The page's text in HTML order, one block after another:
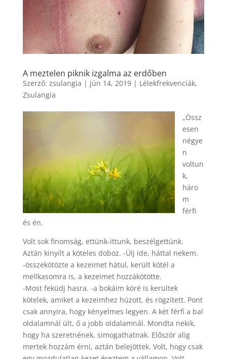
A meztelen piknik izgalma az erdőben
Szerző: zsulangia | jún 14, 2019| Lélekfrekvenciák,
Zsulangia
„Össz
esen
négye
n
voltun
k,
háro
m
férfi
és én.
Volt sok finomság, ettünk-ittunk, beszélgettünk.
Aztán kinyílt a köteles doboz. -Ülj ide, háttal nekem.
-összekötözte a kezeimet hátul, került kötél a
mellkasomra is, a kezeimet hozzákötötte.
-Most feküdj hasra. -a bokáim köré is kerültek
kötelek, amiket a kezeimhez húzott, és rögzített. Pont
csak annyira, hogy kényelmes legyen. A két férfi a bal
oldalamnál ült, ő a jobb oldalamnál. Mondta nekik,
hogy ha szeretnének, simogathatnak. Először alig
mertek hozzám érni, aztán belejöttek. Volt, hogy csak